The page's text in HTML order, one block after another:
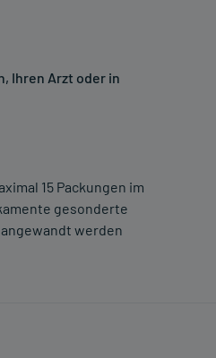
Ihren Arzt oder in
15 Packungen im
gesonderte
werden